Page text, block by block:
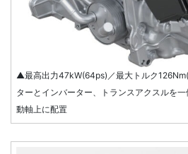
▲最高出力47kW(64ps)／最大トルク
ターとインバーター、トランスアクスルを
動軸上に配置